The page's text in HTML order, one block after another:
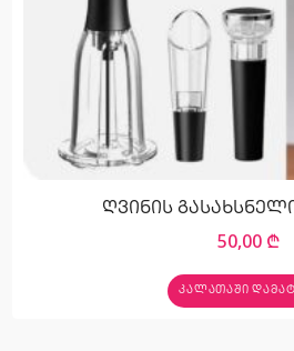
ღვინის
50,00 ₾
ᲙᲐᲚᲐᲗᲐᲨᲘ